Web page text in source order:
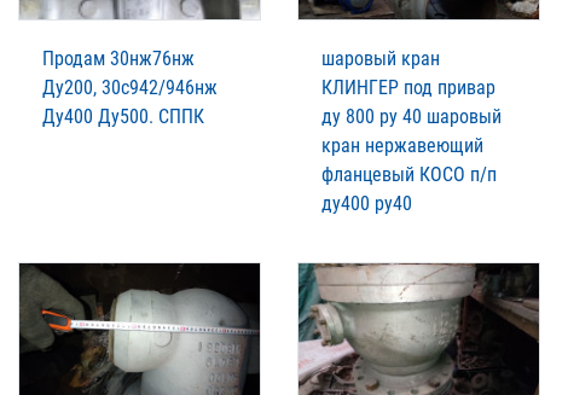
Продам 30нж76нж
Ду200, 30с942/946нж
Ду400 Ду500. СППК
шаровый кран
КЛИНГЕР под привар
ду 800 ру 40 шаровый
кран нержавеющий
фланцевый КОСО п/п
ду400 ру40